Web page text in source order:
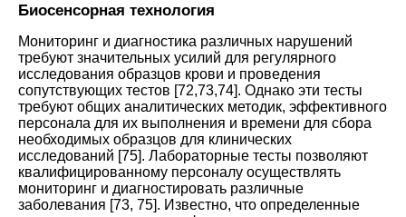
Биосенсорная технология
Мониторинг и диагностика различных нарушений
требуют значительных усилий для регулярного
исследования образцов крови и проведения
сопутствующих тестов [72,73,74]. Однако эти тесты
требуют общих аналитических методик, эффективного
персонала для их выполнения и времени для сбора
необходимых образцов для клинических
исследований [75]. Лабораторные тесты позволяют
квалифицированному персоналу осуществлять
мониторинг и диагностировать различные
заболевания [73, 75]. Известно, что определенные